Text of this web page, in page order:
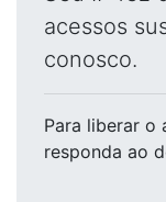
acessos
conosco.
Para liberar o
responda ao